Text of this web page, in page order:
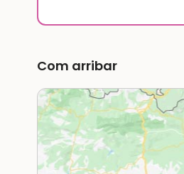
Com arribar